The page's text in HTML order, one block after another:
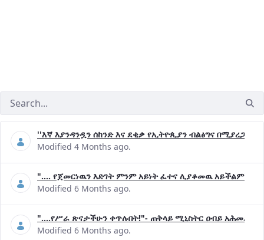
''እኛ እያንዳንዷን ሰከንድ እና ደቂቃ የኢትዮጲያን ብልፅግና
Modified 4 Months ago.
".... የጀመርነዉን እድገት ምንም አይነት ፈተና ሊያቆመዉ አይችልም"-
Modified 6 Months ago.
"....የሥራ ጽናታችሁን ቀጥሉበት!"- ጠቅላይ ሚኒስትር ዐብይ አሕመድ (ዶ/
Modified 6 Months ago.